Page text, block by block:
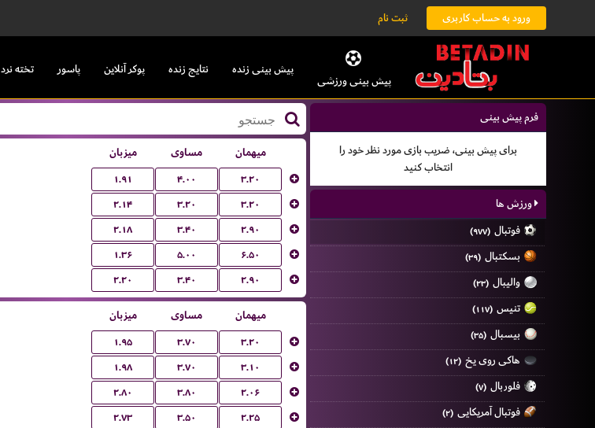
ورود به حساب کاربری ثبت نام
پیش بینی ورزشی
پیش بینی زنده نتایج زنده پوکر آنلاین پاسور تخته نرد
فرم پیش بینی
برای پیش بینی، ضریب بازی مورد نظر خود را
انتخاب کنید
ورزش ها
فوتبال (۹۷۷)
بسکتبال (۳۹)
والیبال (۲۳)
تنیس (۱۱۷)
بیسبال (۳۵)
هاکی روی یخ (۱۲)
فلوربال (۷)
فوتبال آمریکایی (۲)
میزبان مساوی میهمان
۱.۹۱ ۴.۰۰ ۳.۲۰
۲.۱۴ ۳.۲۰ ۳.۲۰
۲.۱۸ ۳.۴۰ ۲.۹۰
۱.۳۶ ۵.۰۰ ۶.۵۰
۲.۲۰ ۳.۴۰
۲.۹۰
میزبان مساوی میهمان
۱.۹۵ ۳.۷۰ ۳.۲۰
۱.۹۸ ۳.۷۰ ۳.۱۰
۲.۸۰ ۳.۸۰ ۲.۰۶
۲.۷۳ ۳.۵۰ ۲.۲۵